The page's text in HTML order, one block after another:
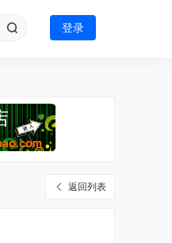
登录
返回列表